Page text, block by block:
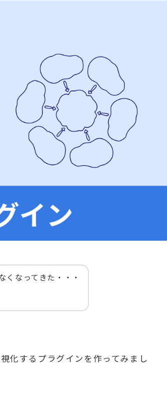
くなってきた・・・
化するプラグインを作ってみまし